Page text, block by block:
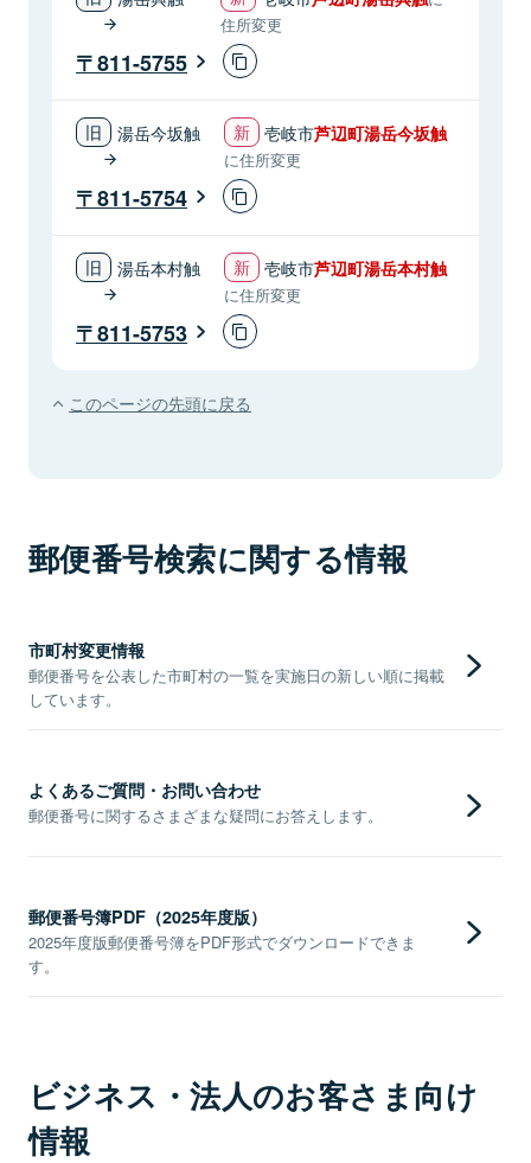
住所変更
811-5755
湯岳今坂触 壱岐市芦辺町湯岳今坂触
に住所変更
811-5754
湯岳本村触 壱岐市芦辺町湯岳本村触
に住所変更
811-5753
このページの先頭に戻る
郵便番号検索に関する情報
市町村変更情報
郵便番号を公表した市町村の一覧を実施日の新しい順に掲載
しています。
よくあるご質問・お問い合わせ
郵便番号に関するさまざまな疑問にお答えします。
郵便番号簿PDF（2025年度版）
2025年度版郵便番号簿をPDF形式でダウンロードできま
す。
ビジネス・法人のお客さま向け
情報